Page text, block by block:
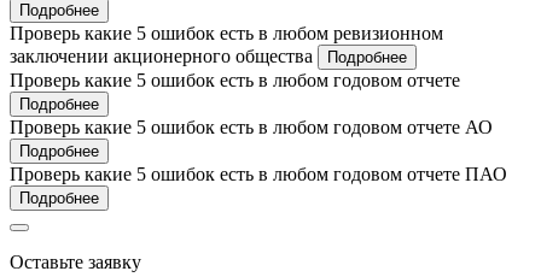
Подробнее
Проверь какие 5 ошибок есть в любом ревизионном
заключении акционерного общества
Подробнее
Проверь какие 5 ошибок есть в любом годовом отчете
Подробнее
Проверь какие 5 ошибок есть в любом годовом отчете АО
Подробнее
Проверь какие 5 ошибок есть в любом годовом отчете ПАО
Подробнее
Оставьте заявку